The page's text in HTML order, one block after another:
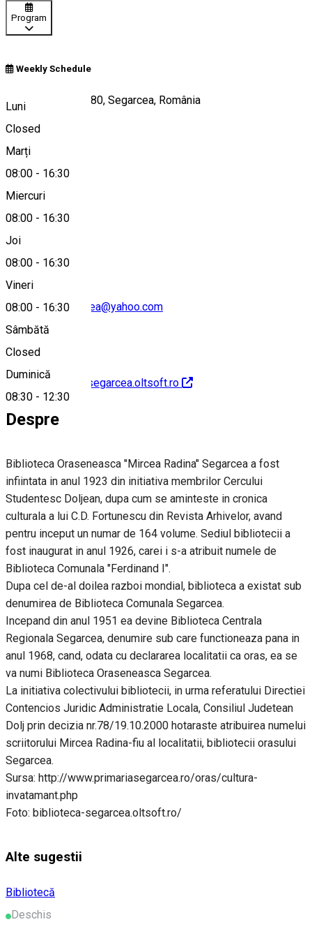
Program
Weekly Schedule
Luni
Closed
Marți
08:00 - 16:30
Miercuri
08:00 - 16:30
Joi
08:00 - 16:30
Vineri
08:00 - 16:30
Sâmbătă
Closed
Duminică
08:30 - 12:30
Strada Republicii 80, Segarcea, România
Hartă
biblioteca.segarcea@yahoo.com
http://biblioteca-segarcea.oltsoft.ro
Despre
Biblioteca Oraseneasca "Mircea Radina" Segarcea a fost
infiintata in anul 1923 din initiativa membrilor Cercului
Studentesc Doljean, dupa cum se aminteste in cronica
culturala a lui C.D. Fortunescu din Revista Arhivelor, avand
pentru inceput un numar de 164 volume. Sediul bibliotecii a
fost inaugurat in anul 1926, carei i s-a atribuit numele de
Biblioteca Comunala "Ferdinand I".
Dupa cel de-al doilea razboi mondial, biblioteca a existat sub
denumirea de Biblioteca Comunala Segarcea.
Incepand din anul 1951 ea devine Biblioteca Centrala
Regionala Segarcea, denumire sub care functioneaza pana in
anul 1968, cand, odata cu declararea localitatii ca oras, ea se
va numi Biblioteca Oraseneasca Segarcea.
La initiativa colectivului bibliotecii, in urma referatului Directiei
Contencios Juridic Administratie Locala, Consiliul Judetean
Dolj prin decizia nr.78/19.10.2000 hotaraste atribuirea numelui
scriitorului Mircea Radina-fiu al localitatii, bibliotecii orasului
Segarcea.
Sursa: http://www.primariasegarcea.ro/oras/cultura-
invatamant.php
Foto: biblioteca-segarcea.oltsoft.ro/
Alte sugestii
Bibliotecă
Deschis